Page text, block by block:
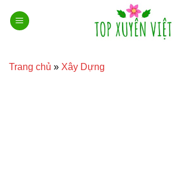
qua
Trang chủ » Xây Dựng